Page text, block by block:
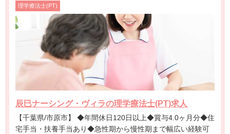
理学療法士(PT)
辰巳ナーシング・ヴィラの理学療法士(PT)求人
【千葉県/市原市】 ◆年間休日120日以上◆賞与4.0ヶ月分◆住
宅手当・扶養手当あり◆急性期から慢性期まで幅広い経験可